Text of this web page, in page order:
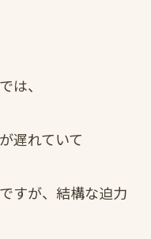
は、
遅れていて
すが、結構な迫力